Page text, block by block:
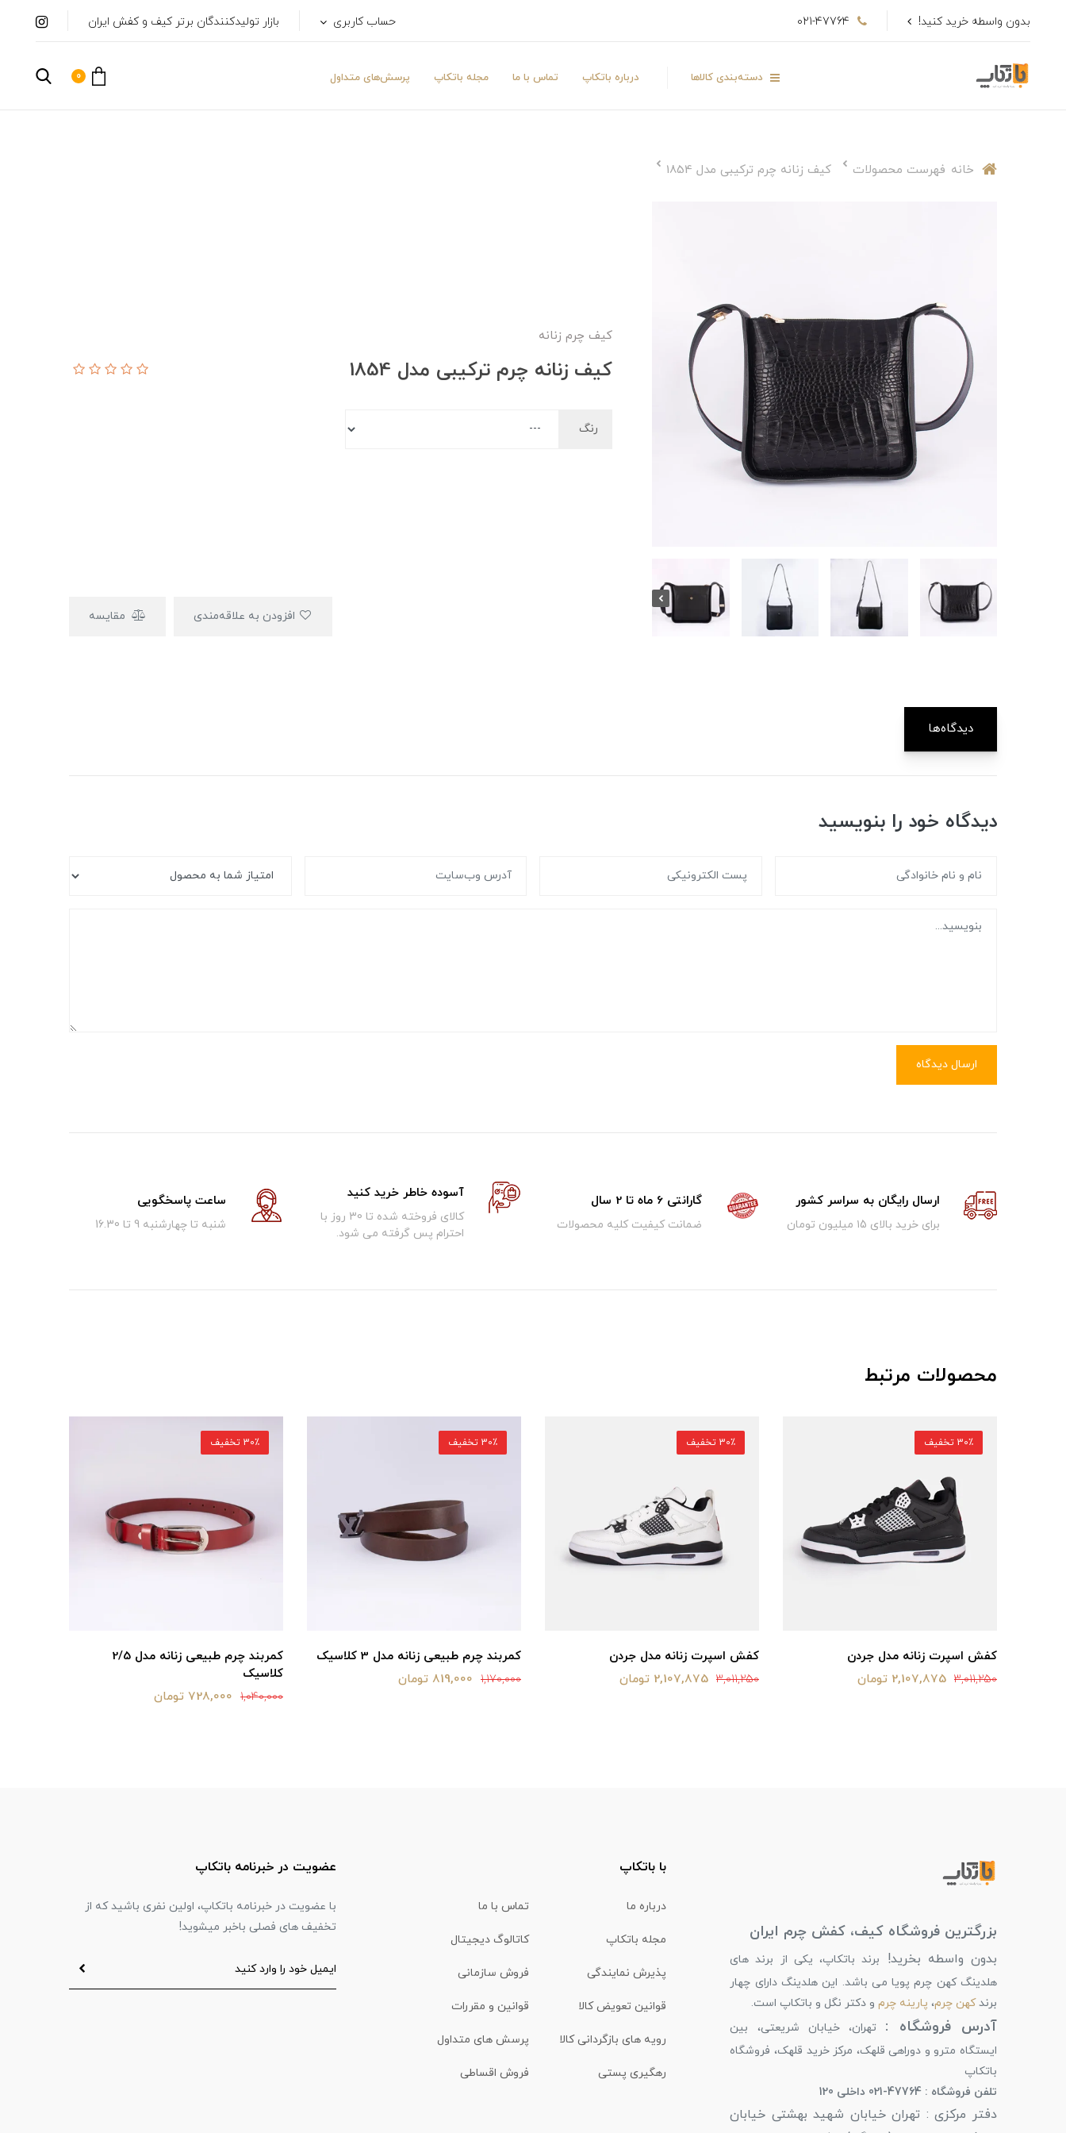
بدون واسطه خرید کنید! 021-47764 حساب کاربری بازار تولیدکنندگان برتر کیف و کفش ایران
دسته‌بندی کالاها درباره باتکاپ تماس با ما مجله باتکاپ پرسش‌های متداول 0
خانه فهرست محصولات کیف زنانه چرم ترکیبی مدل 1854
کیف چرم زنانه
کیف زنانه چرم ترکیبی مدل 1854
رنگ
مقایسه
دیدگاه‌ها
دیدگاه خود را بنویسید
ارسال دیدگاه
ارسال رایگان به سراسر کشور
برای خرید بالای ۱5 میلیون تومان
گارانتی 6 ماه تا 2 سال
ضمانت کیفیت کلیه محصولات
آسوده خاطر خرید کنید
کالای فروخته شده تا 30 روز با
احترام پس گرفته می شود.
ساعت پاسخگویی
شنبه تا چهارشنبه 9 تا 16.30
محصولات مرتبط
کفش اسپرت زنانه مدل جردن
3,011,250 2,107,875 تومان
30٪ تخفیف
کفش اسپرت زنانه مدل جردن
3,011,250 2,107,875 تومان
30٪ تخفیف
کمربند چرم طبیعی زنانه مدل 3 کلاسیک
1,170,000 819,000 تومان
30٪ تخفیف
کمربند چرم طبیعی زنانه مدل 2/5
کلاسیک
1,040,000 728,000 تومان
30٪ تخفیف
بزرگترین فروشگاه کیف، کفش چرم ایران
بدون واسطه بخرید!
برند باتکاپ، یکی از برند های
هلدینگ کهن چرم پویا می باشد. این هلدینگ دارای چهار
برندکهن چرم، پارینه چرم و دکتر نگل و باتکاپ است.
آدرس فروشگاه : تهران، خیابان شریعتی، بین
ایستگاه مترو و دوراهی قلهک، مرکز خرید قلهک، فروشگاه
باتکاپ
تلفن فروشگاه : 47764-021 داخلی 120
دفتر مرکزی : تهران خیابان شهید بهشتی خیابان
با باتکاپ
درباره ما تماس با ما
مجله باتکاپ کاتالوگ دیجیتال
پذیرش نمایندگی فروش سازمانی
قوانین تعویض کالا قوانین و مقررات
رویه های بازگردانی کالا پرسش های متداول
رهگیری پستی فروش اقساطی
عضویت در خبرنامه باتکاپ
با عضویت در خبرنامه باتکاپ، اولین نفری باشید که از
تخفیف های فصلی باخبر میشوید!